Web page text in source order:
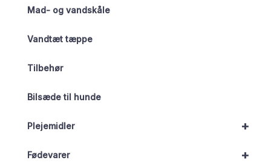
Mad- og vandskåle
Vandtæt tæppe
Tilbehør
Bilsæde til hunde
+
Plejemidler
+
Fødevarer